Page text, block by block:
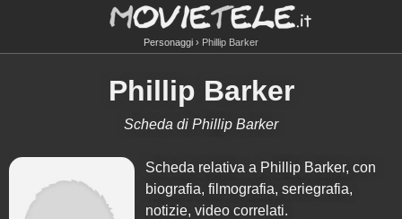
Personaggi Phillip Barker
Phillip Barker
Scheda di Phillip Barker
Scheda relativa a Phillip Barker, con
biografia, filmografia, seriegrafia,
notizie, video correlati.